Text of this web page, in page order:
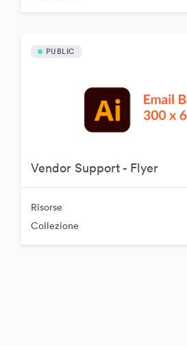
PUBLIC
Vendor Support - Flyer
Risorse
Collezione